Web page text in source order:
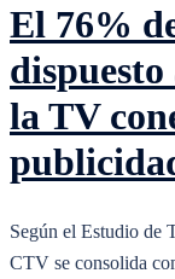
El 76%
la TV
Según el Estudio de
CTV se consolida